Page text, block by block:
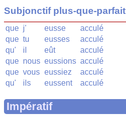
Subjonctif plus-que-parfait
que j' eusse
acculé
que tu eusses
acculé
qu'
il eût
acculé
que nous eussions acculé
que vous eussiez
acculé
qu'
ils eussent acculé
Impératif